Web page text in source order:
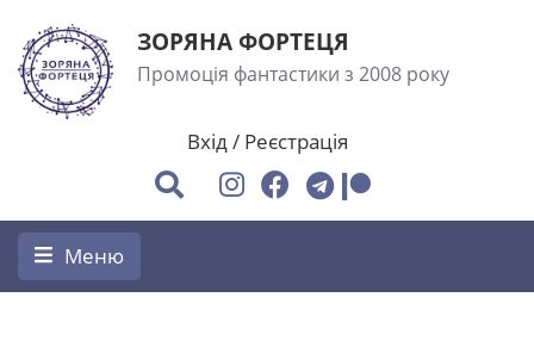
ЗОРЯНА ФОРТЕЦЯ
Промоція фантастики з 2008 року
Вхід/ Реєстрація
Меню